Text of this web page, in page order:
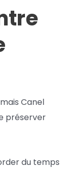
Canel
préserver
du temps